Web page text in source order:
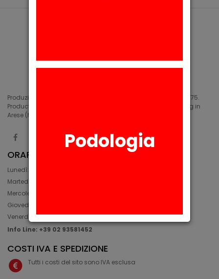
Produzione di siliconi medicali e industriali in Arese (MI) dal 1975.
Production of medical and industrial silicones. Manufacturing in
Arese (MI) since 1975.
ORARIO
Lunedì: 08:30 - 12:30, 14:00 - 17:45
Martedì: 08:30 - 12:30, 14:00 - 17:00
Mercoledì: 08:30 - 12:30, 14:00 - 17:00
Giovedì: 09:30 - 12:30, 14:00 - 17:00
Venerdì: 08:30 - 12:30, 14:00 - 17:00
Info Line: +39 02 93581452
COSTI IVA E SPEDIZIONE
Tutti i costi del sito sono IVA esclusa
Podologia